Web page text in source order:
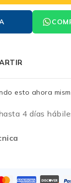
esto ahora
4 días